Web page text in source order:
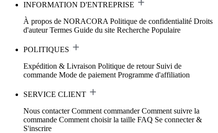
INFORMATION D'ENTREPRISE
À propos de NORACORA Politique de confidentialité Droits
d'auteur Termes Guide du site Recherche Populaire
POLITIQUES
Expédition & Livraison Politique de retour Suivi de
commande Mode de paiement Programme d'affiliation
SERVICE CLIENT
Nous contacter Comment commander Comment suivre la
commande Comment choisir la taille FAQ Se connecter &
S'inscrire